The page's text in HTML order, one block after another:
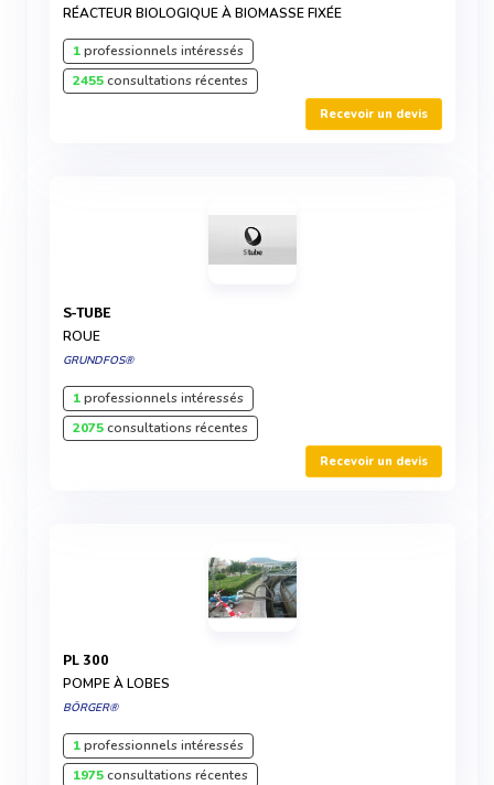
RÉACTEUR BIOLOGIQUE À BIOMASSE FIXÉE
1professionnels intéressés
2455consultations récentes
Recevoir un devis
S-TUBE
ROUE
GRUNDFOS®
1professionnels intéressés
2075consultations récentes
Recevoir un devis
PL 300
POMPE À LOBES
BÖRGER®
1professionnels intéressés
1975consultations récentes